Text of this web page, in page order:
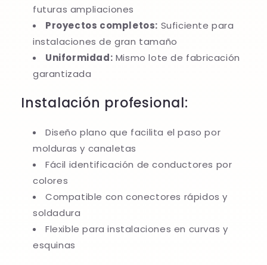
futuras ampliaciones
Proyectos completos: Suficiente para
instalaciones de gran tamaño
Uniformidad: Mismo lote de fabricación
garantizada
Instalación profesional:
Diseño plano que facilita el paso por
molduras y canaletas
Fácil identificación de conductores por
colores
Compatible con conectores rápidos y
soldadura
Flexible para instalaciones en curvas y
esquinas